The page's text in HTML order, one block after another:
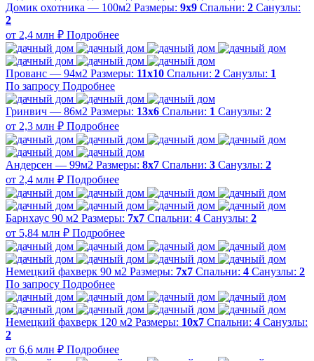
Домик охотника — 100м2 Размеры: 9х9 Спальни: 2 Санузлы:
2
от 2,4 млн ₽ Подробнее
Прованс — 94м2 Размеры: 11х10 Спальни: 2 Санузлы: 1
По запросу Подробнее
Гринвич — 86м2 Размеры: 13х6 Спальни: 1 Санузлы: 2
от 2,3 млн ₽ Подробнее
Андерсен — 99м2 Размеры: 8х7 Спальни: 3 Санузлы: 2
от 2,4 млн ₽ Подробнее
Барнхаус 90 м2 Размеры: 7x7 Спальни: 4 Санузлы: 2
от 5,84 млн ₽ Подробнее
Немецкий фахверк 90 м2 Размеры: 7x7 Спальни: 4 Санузлы: 2
По запросу Подробнее
Немецкий фахверк 120 м2 Размеры: 10x7 Спальни: 4 Санузлы:
2
от 6,6 млн ₽ Подробнее